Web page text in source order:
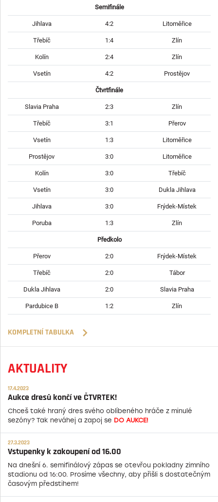
Semifinále
Jihlava 4:2 Litoměřice
Třebíč 1:4 Zlín
Kolín 2:4 Zlín
Vsetín 4:2 Prostějov
Čtvrtfinále
Slavia Praha 2:3 Zlín
Třebíč 3:1 Přerov
Vsetín 1:3 Litoměřice
Prostějov 3:0 Litoměřice
Kolín 3:0 Třebíč
Vsetín 3:0 Dukla Jihlava
Jihlava 3:0 Frýdek-Místek
Poruba 1:3 Zlín
Předkolo
Přerov 2:0 Frýdek-Místek
Třebíč 2:0 Tábor
Dukla Jihlava 2:0 Slavia Praha
Pardubice B 1:2 Zlín
KOMPLETNÍ TABULKA
AKTUALITY
17.4.2023
Aukce dresů končí ve ČTVRTEK!
Chceš také hraný dres svého oblíbeného hráče z minulé
sezóny? Tak neváhej a zapoj se DO AUKCE!
27.3.2023
Vstupenky k zakoupení od 16.00
Na dnešní 6. semifinálový zápas se otevřou pokladny zimního
stadionu od 16:00. Prosíme všechny, aby přišli s dostatečným
časovým předstihem!